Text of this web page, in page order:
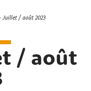
Juillet / août 2023
/ août